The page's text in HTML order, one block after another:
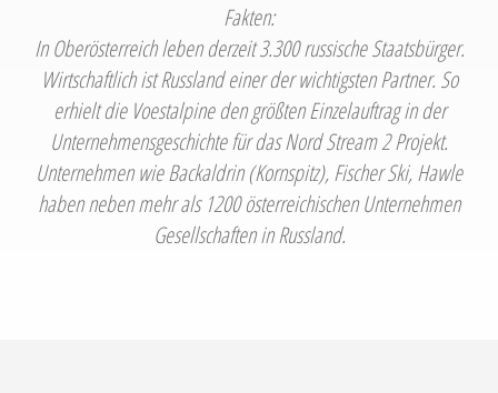
Fakten:
In Oberösterreich leben derzeit 3.300 russische Staatsbürger.
Wirtschaftlich ist Russland einer der wichtigsten Partner. So
erhielt die Voestalpine den größten Einzelauftrag in der
Unternehmensgeschichte für das Nord Stream 2 Projekt.
Unternehmen wie Backaldrin (Kornspitz), Fischer Ski, Hawle
haben neben mehr als 1200 österreichischen Unternehmen
Gesellschaften in Russland.